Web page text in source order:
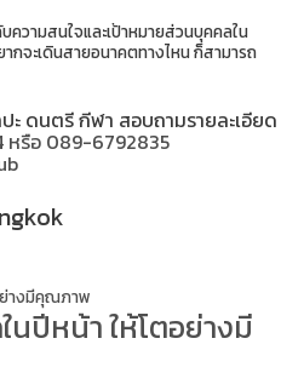
ความสนใจและเป้าหมายส่วนบุคคลใน
กจะเดินสายอนาคตทางไหน ก็สามารถ
ะ ดนตรี กีฬา สอบถามรายละเอียด
หรือ 089-6792835
างมีคุณภาพ
ปีหน้า ให้โตอย่างมี